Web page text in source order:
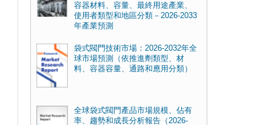
容器材料、容量、最終用途產業、
使用者類型和地區分類－2026-2033
年產業預測
袋式閥門技術市場：2026-2032年全
球市場預測（依推進劑類型、材
料、容器容量、通路和應用分類）
全球袋式閥門產品市場規模、佔有
率、趨勢和成長分析報告（2026-